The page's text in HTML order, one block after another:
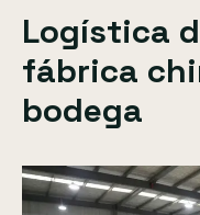
Logística
fábrica
bodega